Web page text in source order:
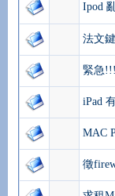
Ipod
法文
緊急
iPad
MAC
徵